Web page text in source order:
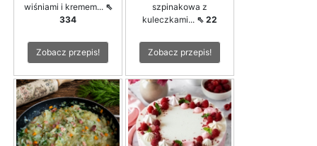
wiśniami i kremem... ⇖
334
Zobacz przepis!
szpinakowa z
kuleczkami... ⇖ 22
Zobacz przepis!